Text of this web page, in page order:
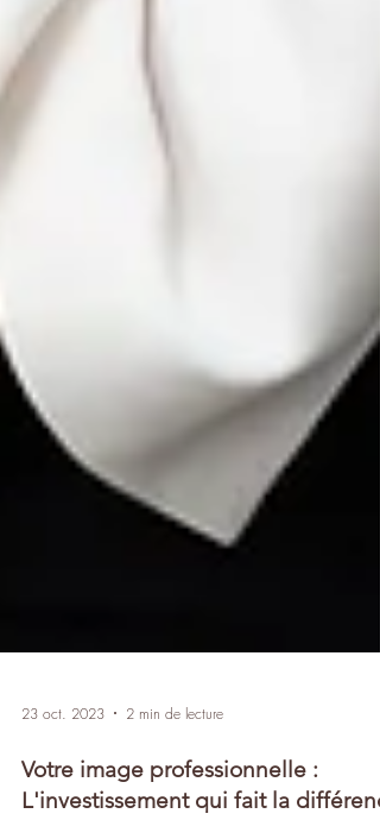
23 oct. 2023 2 min de lecture